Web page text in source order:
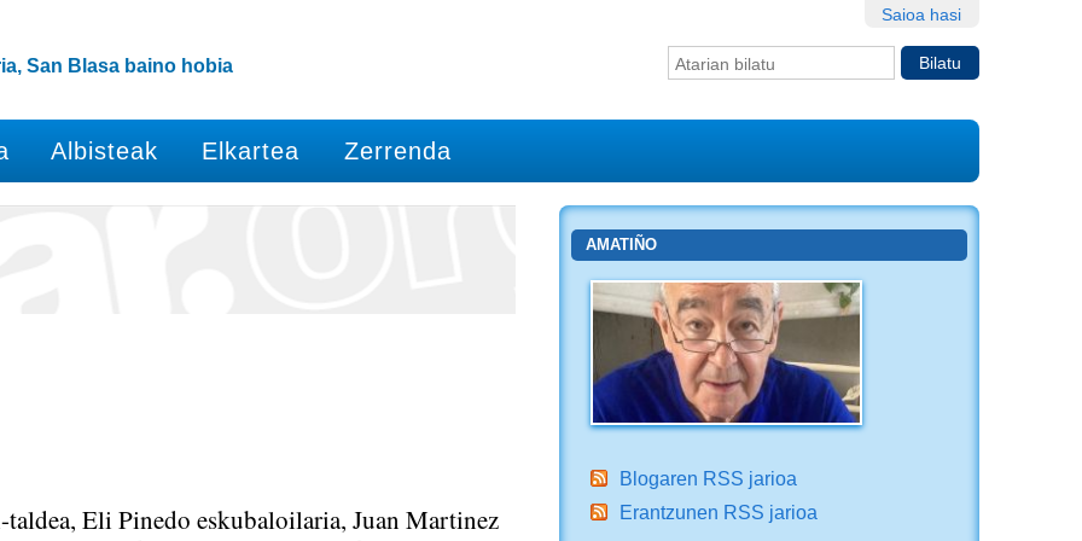
Saioa hasi
Bilatu atarian
San Blasa baino hobia
Albisteak Elkartea Zerrenda
Eli Pinedo eskubaloilaria, Juan Martinez
AMATIÑO
Blogaren RSS jarioa
Erantzunen RSS jarioa